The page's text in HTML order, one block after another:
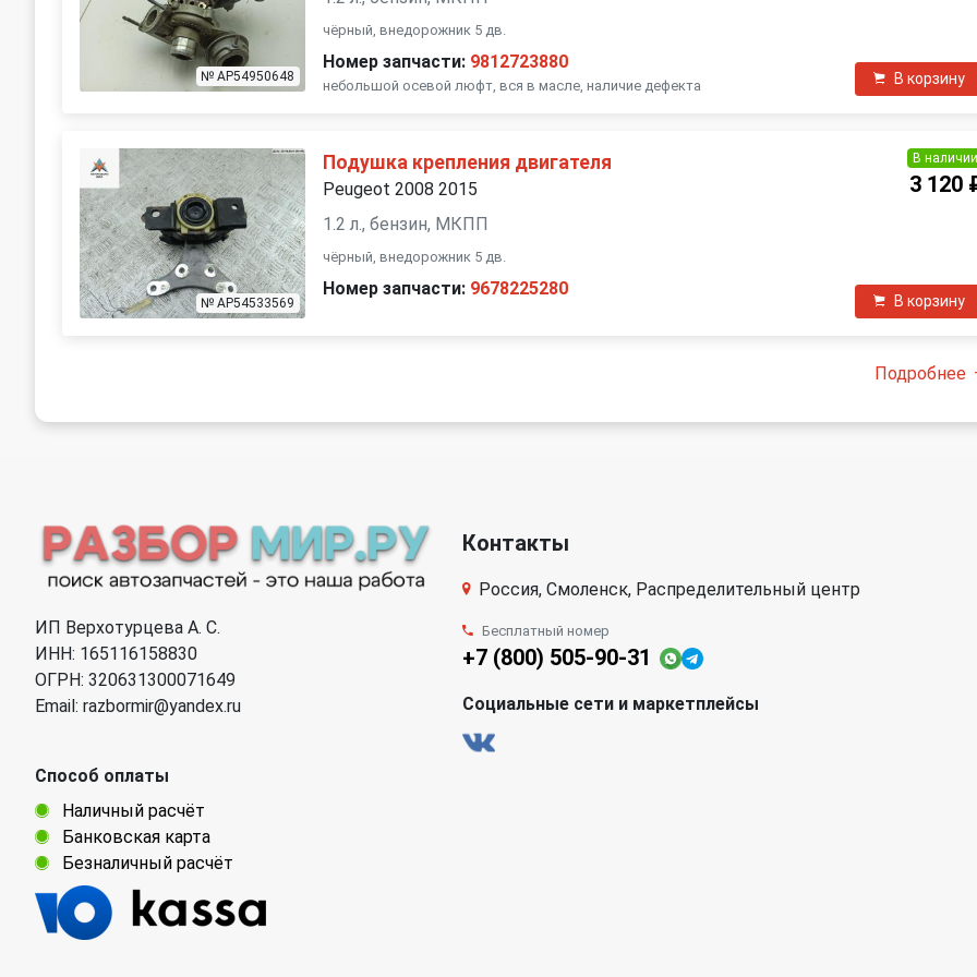
№ AP54950648
чёрный, внедорожник 5 дв.
Номер запчасти: 9812723880
небольшой осевой люфт, вся в масле, наличие дефекта В корзину
№ AP54533569
Подушка крепления двигателя
Peugeot 2008 2015
1.2 л., бензин, МКПП
чёрный, внедорожник 5 дв.
Номер запчасти: 9678225280
В
3 120
В корзину
Подробнее
ИП Верхотурцева А. С.
ИНН: 165116158830
ОГРН: 320631300071649
Email: razbormir@yandex.ru
Способ оплаты
Наличный расчёт
Банковская карта
Безналичный расчёт
Контакты
Россия, Смоленск, Распределительный центр
Бесплатный номер
+7 (800) 505-90-31
Социальные сети и маркетплейсы